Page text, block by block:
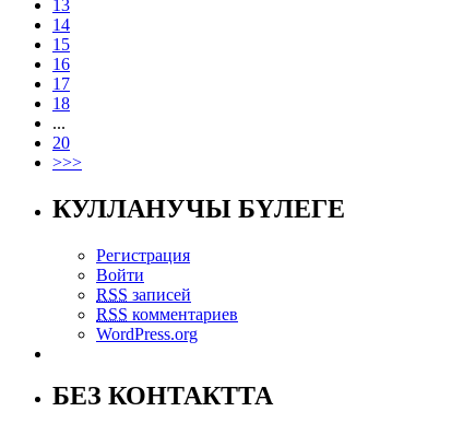
13
14
15
16
17
18
...
20
>>>
КУЛЛАНУЧЫ БҮЛЕГЕ
Регистрация
Войти
RSS записей
RSS комментариев
WordPress.org
БЕЗ КОНТАКТТА